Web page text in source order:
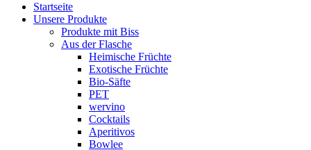
Startseite
Unsere Produkte
Produkte mit Biss
Aus der Flasche
Heimische Früchte
Exotische Früchte
Bio-Säfte
PET
wervino
Cocktails
Aperitivos
Bowlee